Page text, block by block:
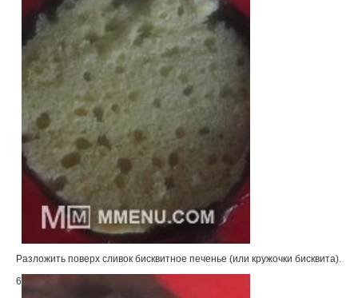
Разложить поверх сливок бисквитное печенье (или кружочки бисквита).
6